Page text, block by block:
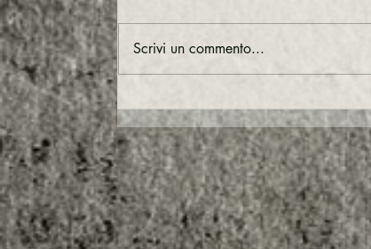
ritorno del Nokia 3210 e il potere della
nostalgia
Scrivi un commento...